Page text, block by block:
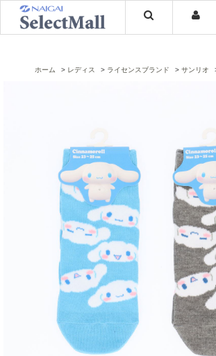
ホーム レディス ライセンスブランド サンリオ